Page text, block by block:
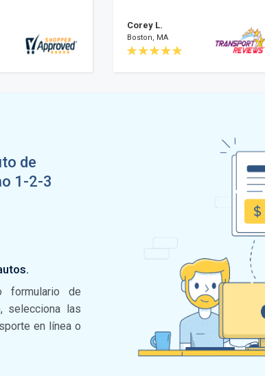
Corey L.
Boston, MA
de
1-2-3
formulario de
selecciona las
en línea o